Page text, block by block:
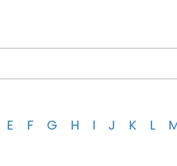
E F G H I J K L